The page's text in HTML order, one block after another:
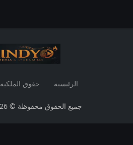
الرئيسية حقوق الملكية
جميع الحقوق محفوظة © 2026 موقع هنديو